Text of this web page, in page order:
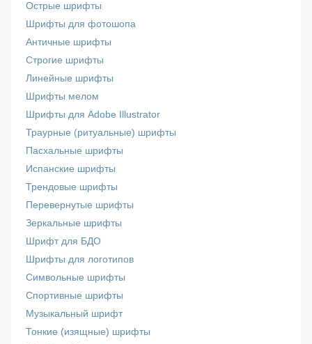
Острые шрифты
Шрифты для фотошопа
Античные шрифты
Строгие шрифты
Линейные шрифты
Шрифты мелом
Шрифты для Adobe Illustrator
Траурные (ритуальные) шрифты
Пасхальные шрифты
Испанские шрифты
Трендовые шрифты
Перевернутые шрифты
Зеркальные шрифты
Шрифт для БДО
Шрифты для логотипов
Символьные шрифты
Спортивные шрифты
Музыкальный шрифт
Тонкие (изящные) шрифты